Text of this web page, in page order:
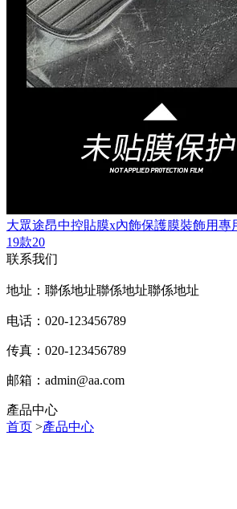
大眾途昂中控貼膜x內飾保護膜裝飾用專
19款20
联系我们
地址：聯係地址聯係地址聯係地址
电话：020-123456789
传真：020-123456789
邮箱： admin@aa.com
產品中心
首页 >產品中心